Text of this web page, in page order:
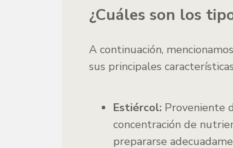
¿Cuáles son los
A continuación,
sus principales
Estiércol: Proveniente
concentración de
prepararse